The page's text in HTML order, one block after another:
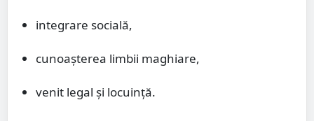
integrare socială,
cunoașterea limbii maghiare,
venit legal și locuință.